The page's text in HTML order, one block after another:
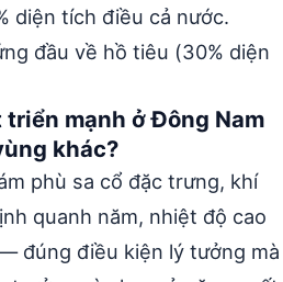
diện tích điều cả nước.
đầu về hồ tiêu (30% diện
triển mạnh ở Đông Nam
khác?
phù sa cổ đặc trưng, khí
quanh năm, nhiệt độ cao
đúng điều kiện lý tưởng mà